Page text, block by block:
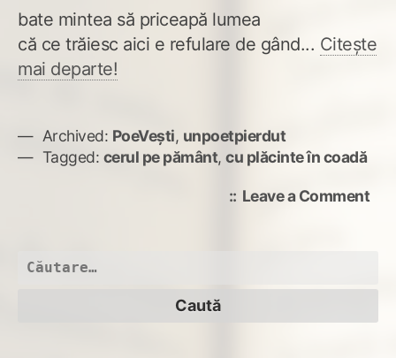
bate mintea să priceapă lumea
că ce trăiesc aici e refulare de gând... Citește
mai departe!
Archived: PoeVești, unpoetpierdut
Tagged: cerul pe pământ, cu plăcinte în coadă
Leave a Commenton
Caută